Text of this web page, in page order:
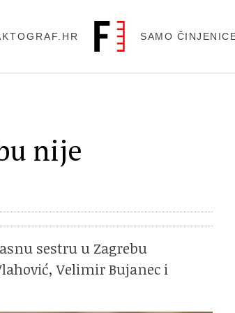
SAMO
nije
sestru u Zagrebu
Velimir Bujanec i